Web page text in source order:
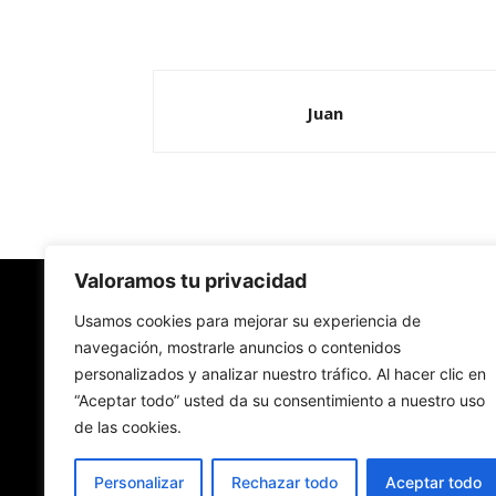
Valoramos tu privacidad
Usamos cookies para mejorar su experiencia de
navegación, mostrarle anuncios o contenidos
personalizados y analizar nuestro tráfico. Al hacer clic en
“Aceptar todo” usted da su consentimiento a nuestro uso
de las cookies.
Personalizar Rechazar todo Aceptar todo
Juan
Redes Cristianas
Una mirada alternativa sobre la Iglesia católica
- Colectivos de Redes Cristianas